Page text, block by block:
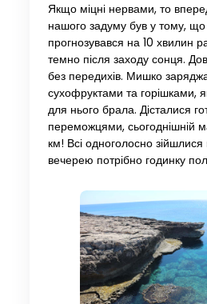
Якщо міцні нервами, то
нашого задуму був у тому,
прогнозувався на 10 хвилин
темно після заходу сонця.
без передихів. Мишко
сухофруктами та горішками,
для нього брала. Дісталися
переможцями, сьогоднішній
км! Всі одноголосно
вечерею потрібно годинку